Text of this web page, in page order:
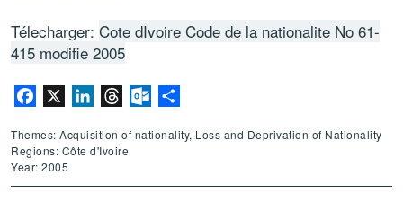
Télecharger: Cote dIvoire Code de la nationalite No 61-
415 modifie 2005
Facebook LinkedInThreadsOutlook.com
Themes: Acquisition of nationality, Loss and Deprivation of Nationality
Regions: Côte d'Ivoire
Year: 2005